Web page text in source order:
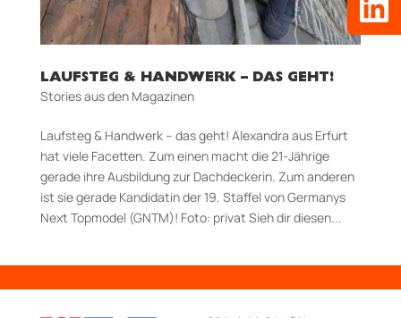
LAUFSTEG & HANDWERK – DAS GEHT!
Stories aus den Magazinen
Laufsteg & Handwerk – das geht! Alexandra aus Erfurt
hat viele Facetten. Zum einen macht die 21-Jährige
gerade ihre Ausbildung zur Dachdeckerin. Zum anderen
ist sie gerade Kandidatin der 19. Staffel von Germanys
Next Topmodel (GNTM)! Foto: privat Sieh dir diesen...